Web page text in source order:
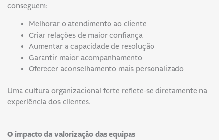
conseguem:
Melhorar o atendimento ao cliente
Criar relações de maior confiança
Aumentar a capacidade de resolução
Garantir maior acompanhamento
Oferecer aconselhamento mais personalizado
Uma cultura organizacional forte reflete-se diretamente na
experiência dos clientes.
O impacto da valorização das equipas